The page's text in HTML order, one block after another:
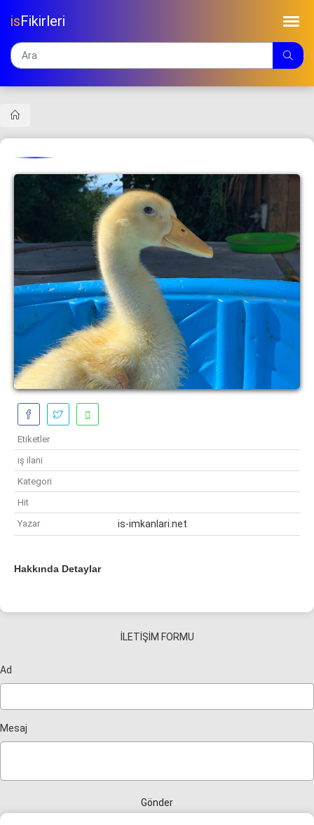
isFikirleri
Etiketler
iş ilani
Kategori
Hit
Yazar
is-imkanlari.net
Hakkında Detaylar
İLETİŞİM FORMU
Ad
Mesaj
Gönder